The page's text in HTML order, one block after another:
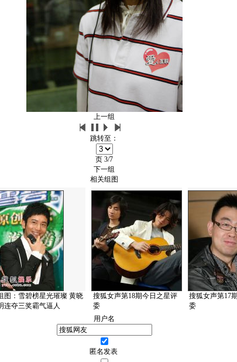
上一组
跳转至：
页 3/7
下一组
相关组图
图：雪碧榜星光璀璨 黄晓
连夺三奖霸气逼人
搜狐女声第18期今日之星评
委
搜狐女声第17
委
用户名
匿名发表